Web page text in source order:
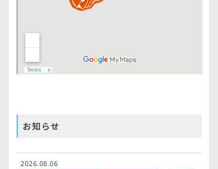
お知らせ
2026.08.06